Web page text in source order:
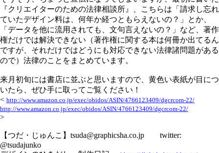
『クリエイターのための法律相談所』、こちらは「請求し忘れ
ていたデザイン料は、何年か経つともらえないの？」とか、
「データを他に流用されても、文句言えないの？」など、著作
権だけでは解決できない（著作権に関する本は何冊か出てるん
ですが、それだけではどうにも対応できない法律諸問題がある
ので）法律のことをまとめています。
来月初旬には書店に並ぶと思いますので、黄色い表紙が目につ
いたら、ぜひ手に取ってご覧ください！
< http://www.amazon.co.jp/exec/obidos/ASIN/4766123409/dgcrcom-22/
http://www.amazon.co.jp/exec/obidos/ASIN/4766123409/dgcrcom-22/
>
【つだ・じゅんこ】tsuda@graphicsha.co.jp twitter:
@tsudajunko